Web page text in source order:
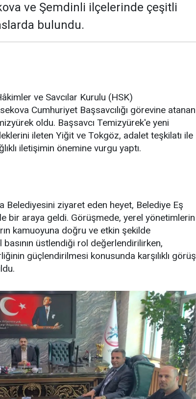
ve Şemdinli ilçelerinde çeşitli
bulundu.
ve Savcılar Kurulu (HSK)
Cumhuriyet Başsavcılığı görevine atanan
oldu. Başsavcı Temizyürek'e yeni
ileten Yiğit ve Tokgöz, adalet teşkilatı ile
iletişimin önemine vurgu yaptı.
Belediyesini ziyaret eden heyet, Belediye Eş
bir araya geldi. Görüşmede, yerel yönetimlerin
kamuoyuna doğru ve etkin şekilde
basının üstlendiği rol değerlendirilirken,
güçlendirilmesi konusunda karşılıklı görüş